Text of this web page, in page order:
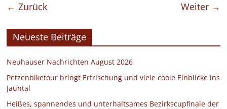
← Zurück Weiter →
Neueste Beiträge
Neuhauser Nachrichten August 2026
Petzenbiketour bringt Erfrischung und viele coole Einblicke ins
Jauntal
Heißes, spannendes und unterhaltsames Bezirkscupfinale der